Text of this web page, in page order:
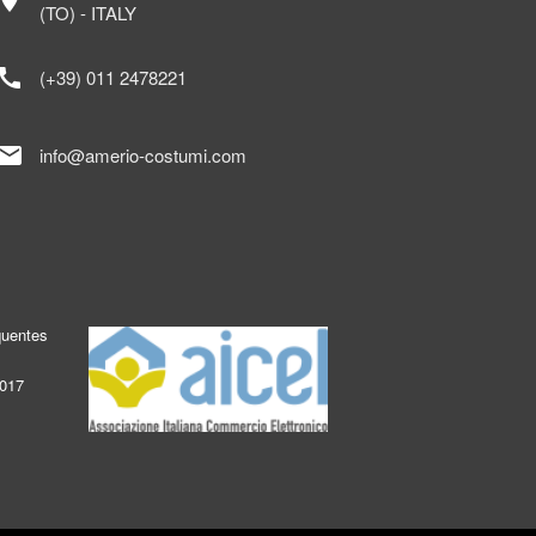
(TO) - ITALY
call (+39) 011 2478221
info@amerio-costumi.com